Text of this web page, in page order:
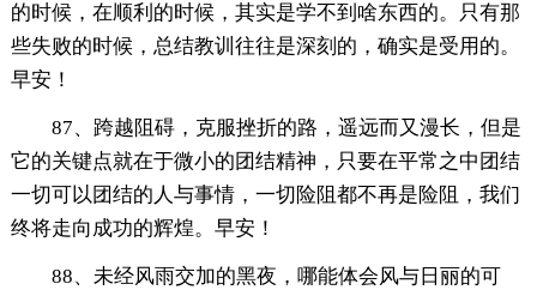
的时候，在顺利的时候，其实是学不到啥东西的。只有那
些失败的时候，总结教训往往是深刻的，确实是受用的。
早安！
87、跨越阻碍，克服挫折的路，遥远而又漫长，但是
它的关键点就在于微小的团结精神，只要在平常之中团结
一切可以团结的人与事情，一切险阻都不再是险阻，我们
终将走向成功的辉煌。早安！
88、未经风雨交加的黑夜，哪能体会风与日丽的可